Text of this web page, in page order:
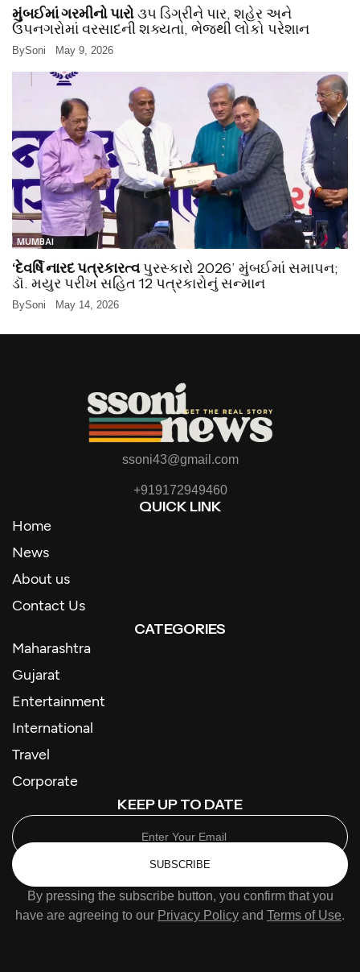
મુંબઈમાં ગરમીનો પારો૩૫ ડિગ્રીને પાર, શહેર અને
ઉપનગરોમાં વરસાદની શક્યતા, ભેજથી લોકો પરેશાન
BySoni May 9, 2026
MUMBAI
‘દેવર્ષિ નારદ પત્રકારત્વપુરસ્કારો 2026’ મુંબઈમાં સમાપન;
ડૉ. મયુર પરીખ સહિત 12 પત્રકારોનું સન્માન
BySoni May 14, 2026
ssoni43@gmail.com
+919172949460
QUICK LINK
Home
News
About us
Contact Us
CATEGORIES
Maharashtra
Gujarat
Entertainment
International
Travel
Corporate
KEEP UP TO DATE
SUBSCRIBE
By pressing the subscribe button, you confirm that you
have are agreeing to our Privacy Policy and Terms of Use.